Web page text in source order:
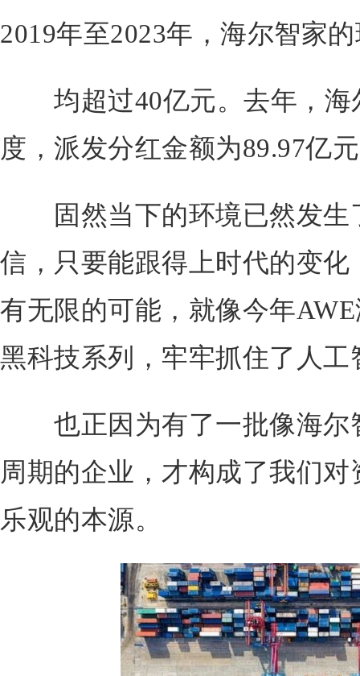
2019年至2023年，海尔智家
均超过40亿元。去年，海
度，派发分红金额为89.97亿
固然当下的环境已然发生
信，只要能跟得上时代的变
有无限的可能，就像今年
黑科技系列，牢牢抓住了人
也正因为有了一批像海尔
周期的企业，才构成了我们
乐观的本源。